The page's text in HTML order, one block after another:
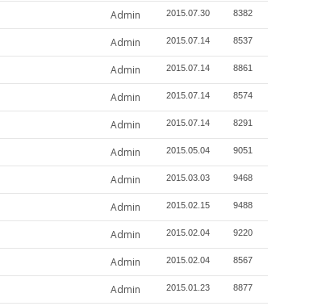
Admin 2015.07.30 8382
Admin 2015.07.14 8537
Admin 2015.07.14 8861
Admin 2015.07.14 8574
Admin 2015.07.14 8291
Admin 2015.05.04 9051
Admin 2015.03.03 9468
Admin 2015.02.15 9488
Admin 2015.02.04 9220
Admin 2015.02.04 8567
Admin 2015.01.23 8877